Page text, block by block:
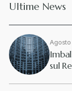
Ultime News
sul